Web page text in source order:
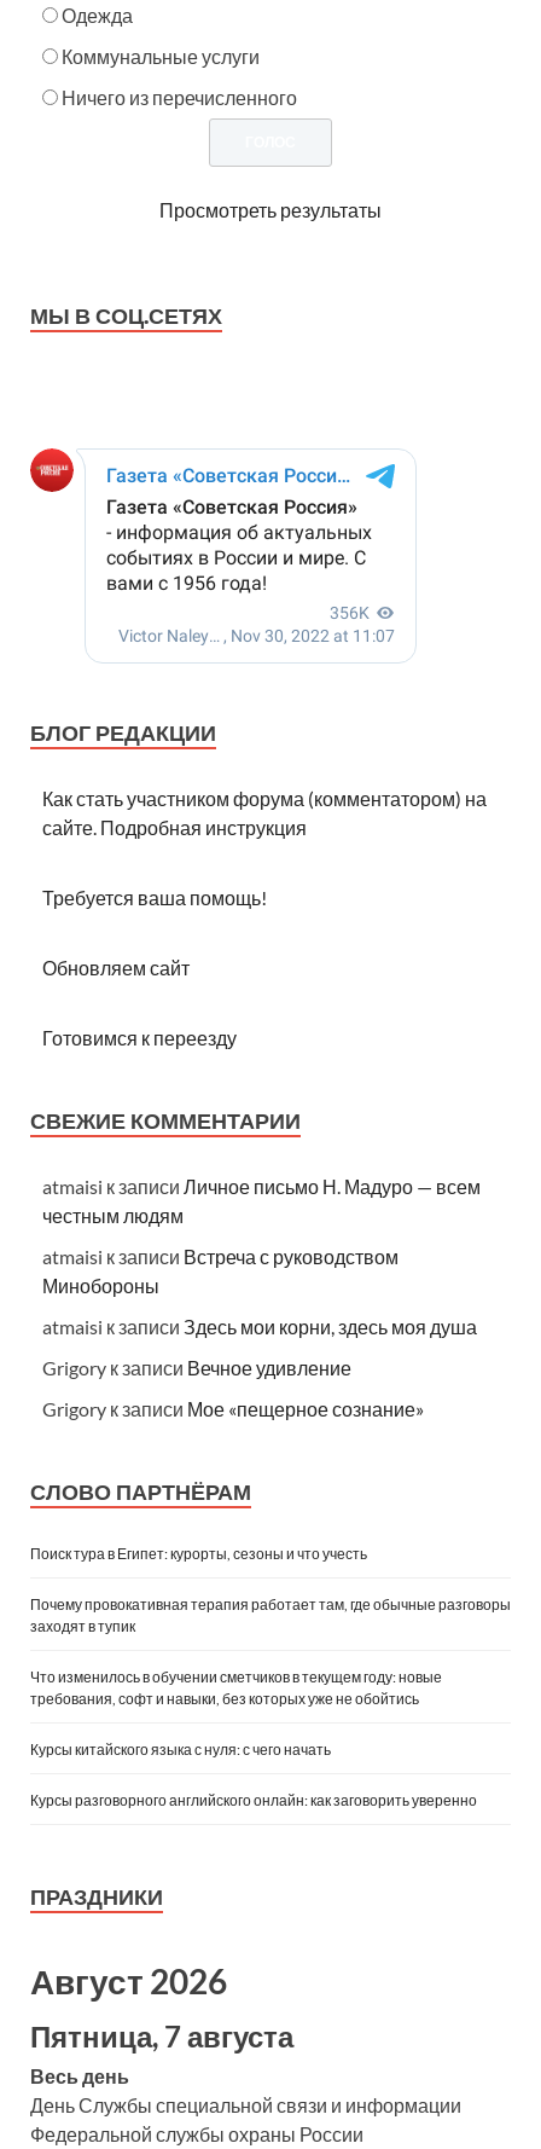
Одежда
Коммунальные услуги
Ничего из перечисленного
Просмотреть результаты
МЫ В СОЦ.СЕТЯХ
БЛОГ РЕДАКЦИИ
Как стать участником форума (комментатором) на
сайте. Подробная инструкция
Требуется ваша помощь!
Обновляем сайт
Готовимся к переезду
СВЕЖИЕ КОММЕНТАРИИ
atmaisi к записи Личное письмо Н. Мадуро — всем
честным людям
atmaisi к записи Встреча с руководством
Минобороны
atmaisi к записи Здесь мои корни, здесь моя душа
Grigory к записи Вечное удивление
Grigory к записи Мое «пещерное сознание»
СЛОВО ПАРТНЁРАМ
Поиск тура в Египет: курорты, сезоны и что учесть
Почему провокативная терапия работает там, где обычные разговоры
заходят в тупик
Что изменилось в обучении сметчиков в текущем году: новые
требования, софт и навыки, без которых уже не обойтись
Курсы китайского языка с нуля: с чего начать
Курсы разговорного английского онлайн: как заговорить уверенно
ПРАЗДНИКИ
Август 2026
Пятница, 7 августа
Весь день
День Службы специальной связи и информации
Федеральной службы охраны России